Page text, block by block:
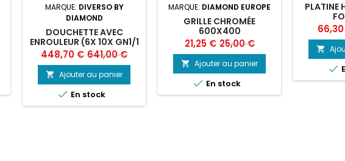
MARQUE: DIVERSO BY
DIAMOND
DOUCHETTE AVEC
ENROULEUR (6X 10X GN1/1
- 10X GN2/1)
Prix
448,70 € Prix
base
641,00 €
 Ajouter au panier
 En stock
MARQUE: DIAMOND EUROPE
GRILLE CHROMÉE
600X400
Prix
21,25 € Prix
base
25,00 €
 Ajouter au panier
 En stock
PLATINE
Prix

